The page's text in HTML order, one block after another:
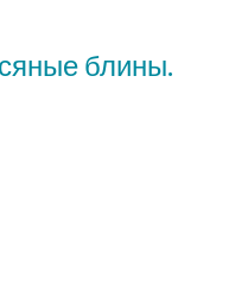
блины.